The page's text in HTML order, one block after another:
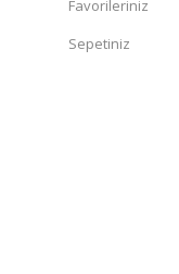
Favorileriniz
Sepetiniz